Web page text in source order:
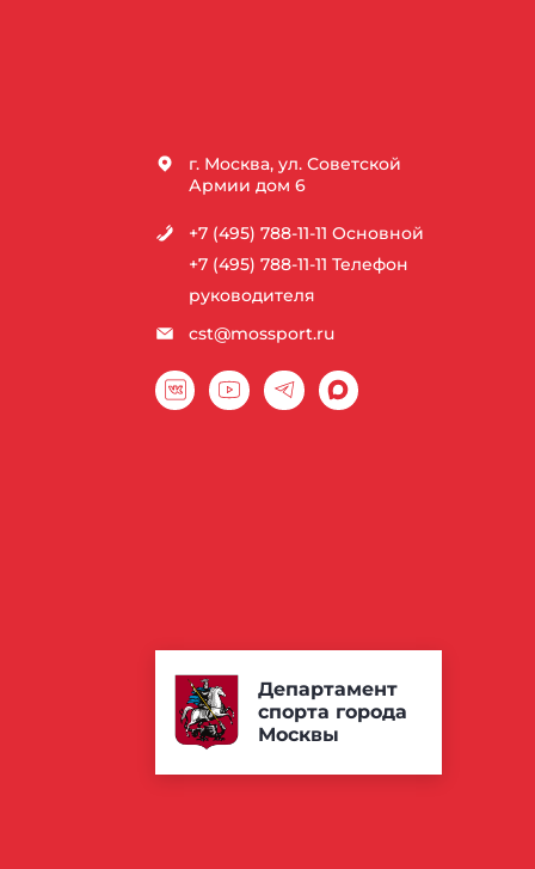
г. Москва, ул. Советской
Армии дом 6
+7 (495) 788-11-11 Основной
+7 (495) 788-11-11 Телефон
руководителя
cst@mossport.ru
Департамент
спорта города
Москвы